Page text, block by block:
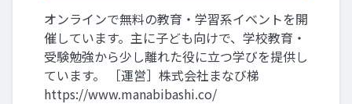
オンラインで無料の教育・学習系イベントを開
催しています。主に子ども向けで、学校教育・
受験勉強から少し離れた役に立つ学びを提供し
ています。 ［運営］株式会社まなび梯
https://www.manabibashi.co/